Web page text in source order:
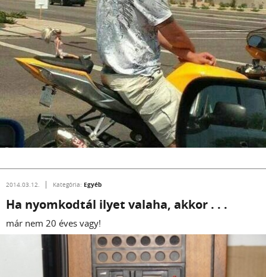
2014.03.12. Kategória: Egyéb
Ha nyomkodtál ilyet valaha, akkor . . .
már nem 20 éves vagy!